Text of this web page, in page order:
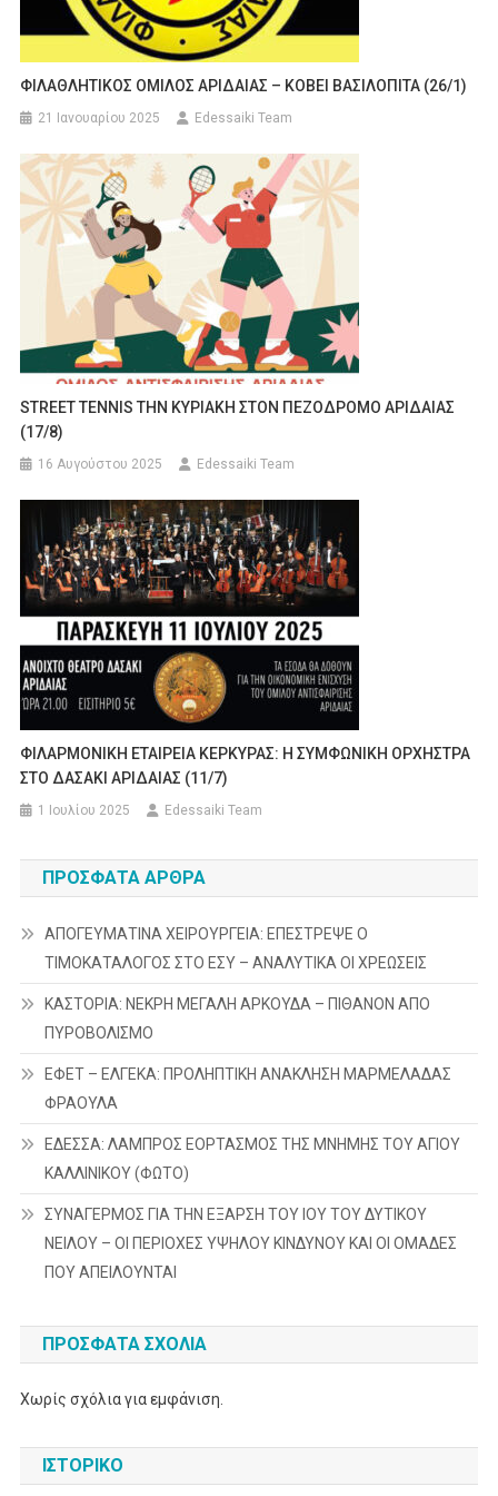
ΦΙΛΑΘΛΗΤΙΚΟΣ ΟΜΙΛΟΣ ΑΡΙΔΑΙΑΣ – ΚΟΒΕΙ ΒΑΣΙΛΟΠΙΤΑ (26/1)
21 Ιανουαρίου 2025 Edessaiki Team
STREET TENNIS THN KYΡΙΑΚΗ ΣΤΟΝ ΠΕΖΟΔΡΟΜΟ ΑΡΙΔΑΙΑΣ
(17/8)
16 Αυγούστου 2025 Edessaiki Team
ΦΙΛΑΡΜΟΝΙΚΗ ΕΤΑΙΡΕΙΑ ΚΕΡΚΥΡΑΣ: Η ΣΥΜΦΩΝΙΚΗ ΟΡΧΗΣΤΡΑ
ΣΤΟ ΔΑΣΑΚΙ ΑΡΙΔΑΙΑΣ (11/7)
1 Ιουλίου 2025 Edessaiki Team
ΠΡΌΣΦΑΤΑ ΆΡΘΡΑ
ΑΠΟΓΕΥΜΑΤΙΝΑ ΧΕΙΡΟΥΡΓΕΙΑ: ΕΠΕΣΤΡΕΨΕ Ο
ΤΙΜΟΚΑΤΑΛΟΓΟΣ ΣΤΟ ΕΣΥ – ΑΝΑΛΥΤΙΚΑ ΟΙ ΧΡΕΩΣΕΙΣ
ΚΑΣΤΟΡΙΑ: ΝΕΚΡΗ ΜΕΓΑΛΗ ΑΡΚΟΥΔΑ – ΠΙΘΑΝΟΝ ΑΠΟ
ΠΥΡΟΒΟΛΙΣΜΟ
ΕΦΕΤ – ΕΛΓΕΚΑ: ΠΡΟΛΗΠΤΙΚΗ ΑΝΑΚΛΗΣΗ ΜΑΡΜΕΛΑΔΑΣ
ΦΡΑΟΥΛΑ
ΕΔΕΣΣΑ: ΛΑΜΠΡΟΣ ΕΟΡΤΑΣΜΟΣ ΤΗΣ ΜΝΗΜΗΣ ΤΟΥ ΑΓΙΟΥ
ΚΑΛΛΙΝΙΚΟΥ (ΦΩΤΟ)
ΣΥΝΑΓΕΡΜΟΣ ΓΙΑ ΤΗΝ ΕΞΑΡΣΗ ΤΟΥ ΙΟΥ ΤΟΥ ΔΥΤΙΚΟΥ
ΝΕΙΛΟΥ – ΟΙ ΠΕΡΙΟΧΕΣ ΥΨΗΛΟΥ ΚΙΝΔΥΝΟΥ ΚΑΙ ΟΙ ΟΜΑΔΕΣ
ΠΟΥ ΑΠΕΙΛΟΥΝΤΑΙ
ΠΡΌΣΦΑΤΑ ΣΧΌΛΙΑ
Χωρίς σχόλια για εμφάνιση.
ΙΣΤΟΡΙΚΌ